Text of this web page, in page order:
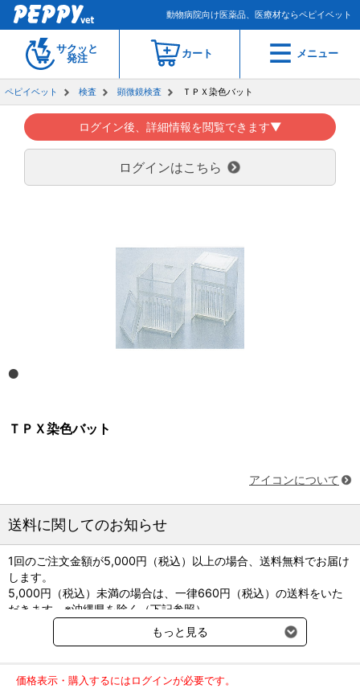
動物病院向け医薬品、医療材ならペピイベット
サクッと
発注
カート メニュー
ペピイベット 検査 顕微鏡検査 ＴＰＸ染色バット
ログイン後、詳細情報を閲覧できます▼
ログインはこちら
ＴＰＸ染色バット
アイコンについて
送料に関してのお知らせ
1回のご注文金額が5,000円（税込）以上の場合、送料無料でお届け
します。
5,000円（税込）未満の場合は、一律660円（税込）の送料をいた
だきます。※沖縄県を除く（下記参照）
※2017年11月14日（火）より沖縄県へのお届けにつきましては、1
回のご注文金額（税込）が、30,000円以上で配送無料となります。
ご了承のほどよろしくお願い致します。
弊社都合でお届けが２回以上に分かれる場合の送料負担は、１回分
もっと見る
価格表示・購入するにはログインが必要です。